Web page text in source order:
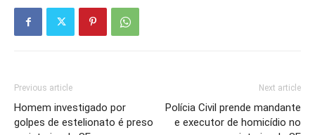
Previous article
Homem investigado por
golpes de estelionato é preso
Next article
Polícia Civil prende mandante
e executor de homicídio no